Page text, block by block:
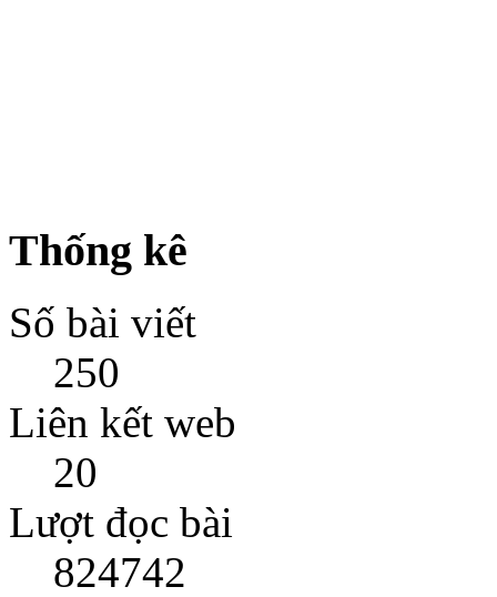
Thống kê
Số bài viết
250
Liên kết web
20
Lượt đọc bài
824742